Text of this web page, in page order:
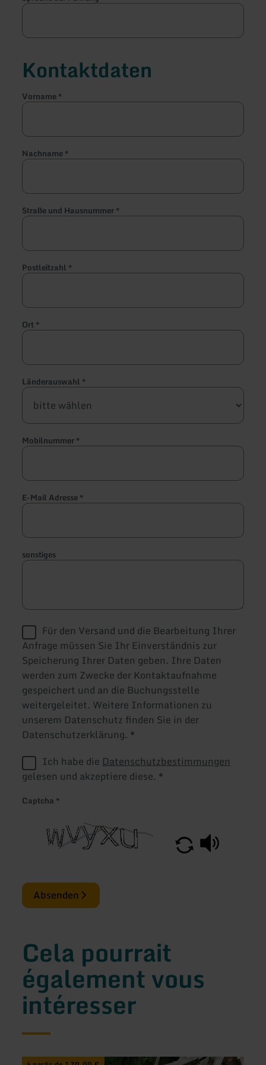
Kontaktdaten
Vorname*
Nachname*
Straße und Hausnummer*
Postleitzahl *
Ort*
Länderauswahl *
Mobilnummer*
E-Mail Adresse*
sonstiges
Für den Versand und die Bearbeitung Ihrer
Anfrage müssen Sie Ihr Einverständnis zur
Speicherung Ihrer Daten geben. Ihre Daten
werden zum Zwecke der Kontaktaufnahme
gespeichert und an die Buchungsstelle
weitergeleitet. Weitere Informationen zu
unserem Datenschutz finden Sie in der
Datenschutzerklärung. *
Ich habe die Datenschutzbestimmungen
gelesen und akzeptiere diese. *
Captcha *
Absenden
Cela pourrait
également vous
intéresser
en